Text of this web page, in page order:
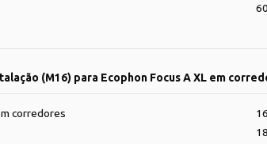
(M16) para Ecophon Focus A XL em
corredores